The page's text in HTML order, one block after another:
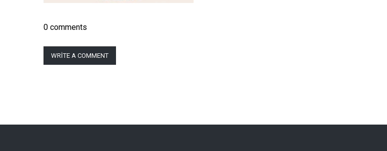
0 comments
WRITE A COMMENT